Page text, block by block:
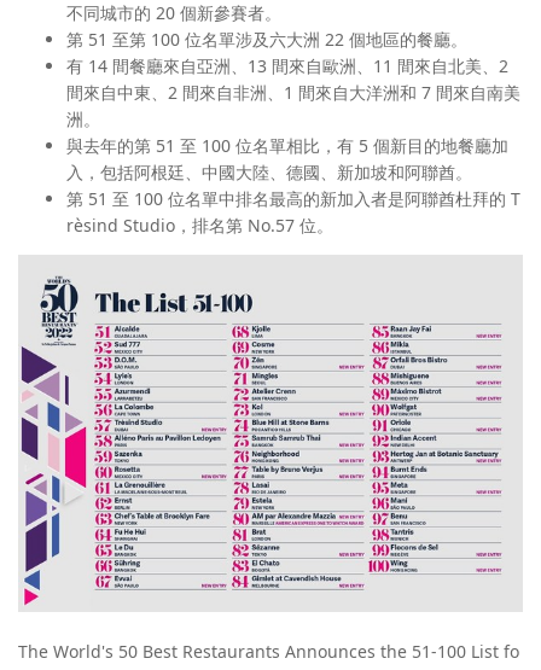
不同城市的 20 個新參賽者。
第 51 至第 100 位名單涉及六大洲 22 個地區的餐廳。
有 14 間餐廳來自亞洲、13 間來自歐洲、11 間來自北美、2
間來自中東、2 間來自非洲、1 間來自大洋洲和 7 間來自南美
洲。
與去年的第 51 至 100 位名單相比，有 5 個新目的地餐廳加
入，包括阿根廷、中國大陸、德國、新加坡和阿聯酋。
第 51 至 100 位名單中排名最高的新加入者是阿聯酋杜拜的 T
rèsind Studio，排名第 No.57 位。
The World's 50 Best Restaurants Announces the 51-100 List fo